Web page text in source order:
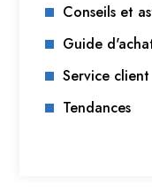
Conseils et
Guide
Service client
Tendances